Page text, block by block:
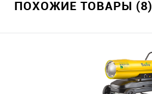
ПОХОЖИЕ ТОВАРЫ (8)